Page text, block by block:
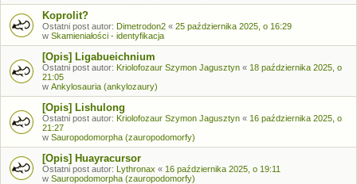
Koprolit?
Ostatni post autor: Dimetrodon2 « 25 października 2025, o 16:29
w Skamieniałości - identyfikacja
[Opis] Ligabueichnium
Ostatni post autor: Kriolofozaur Szymon Jagusztyn « 18 października 2025, o
21:05
w Ankylosauria (ankylozaury)
[Opis] Lishulong
Ostatni post autor: Kriolofozaur Szymon Jagusztyn « 16 października 2025, o
21:27
w Sauropodomorpha (zauropodomorfy)
[Opis] Huayracursor
Ostatni post autor: Lythronax « 16 października 2025, o 19:11
w Sauropodomorpha (zauropodomorfy)